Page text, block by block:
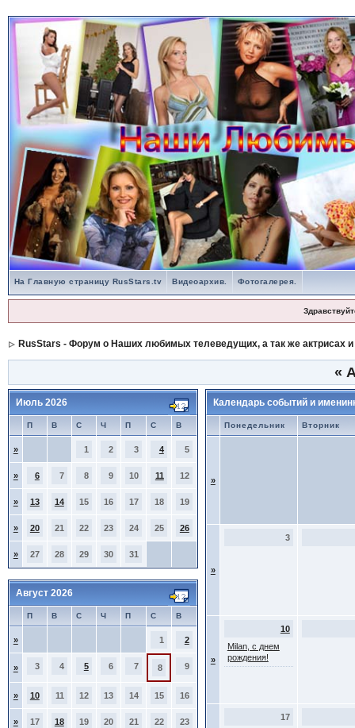
На Главную страницу RusStars.tv Видеоархив. Фотогалерея.
RusStars - Форум о Наших любимых телеведущих, а так же актрисах и
«
Июль 2026
П В С Ч П С В
» 1 2 3 4 5
» 6 7 8 9 10 11 12
» 13 14 15 16 17 18 19
» 20 21 22 23 24 25 26
» 27 28 29 30 31
Август 2026
П В С Ч П С В
» 1 2
» 3 4 5 6 7 8 9
» 10 11 12 13 14 15 16
» 17 18 19 20 21 22 23
Календарь событий и
Понедельник Вторник
»
»
3
»
10
Milan, с днем
рождения!
17